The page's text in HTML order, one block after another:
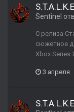
Sentinel
С релиза
сюжетное
Xbox Series
3 апреля